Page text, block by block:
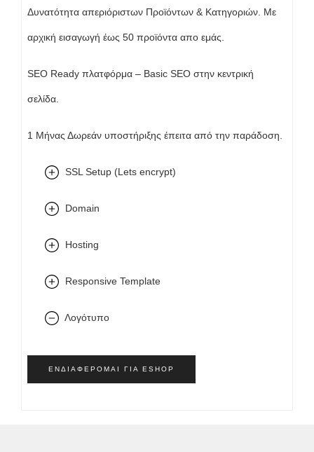
Δυνατότητα απεριόριστων Προϊόντων & Κατηγοριών. Με
αρχική εισαγωγή έως 50 προϊόντα απο εμάς.
SEO Ready πλατφόρμα – Basic SEO στην κεντρική
σελίδα.
1 Μήνας Δωρεάν υποστήριξης έπειτα από την παράδοση.
SSL Setup (Lets encrypt)
Domain
Hosting
Responsive Template
Λογότυπο
ΕΝΔΙΑΦΈΡΟΜΑΙ ΓΙΑ ESHOP